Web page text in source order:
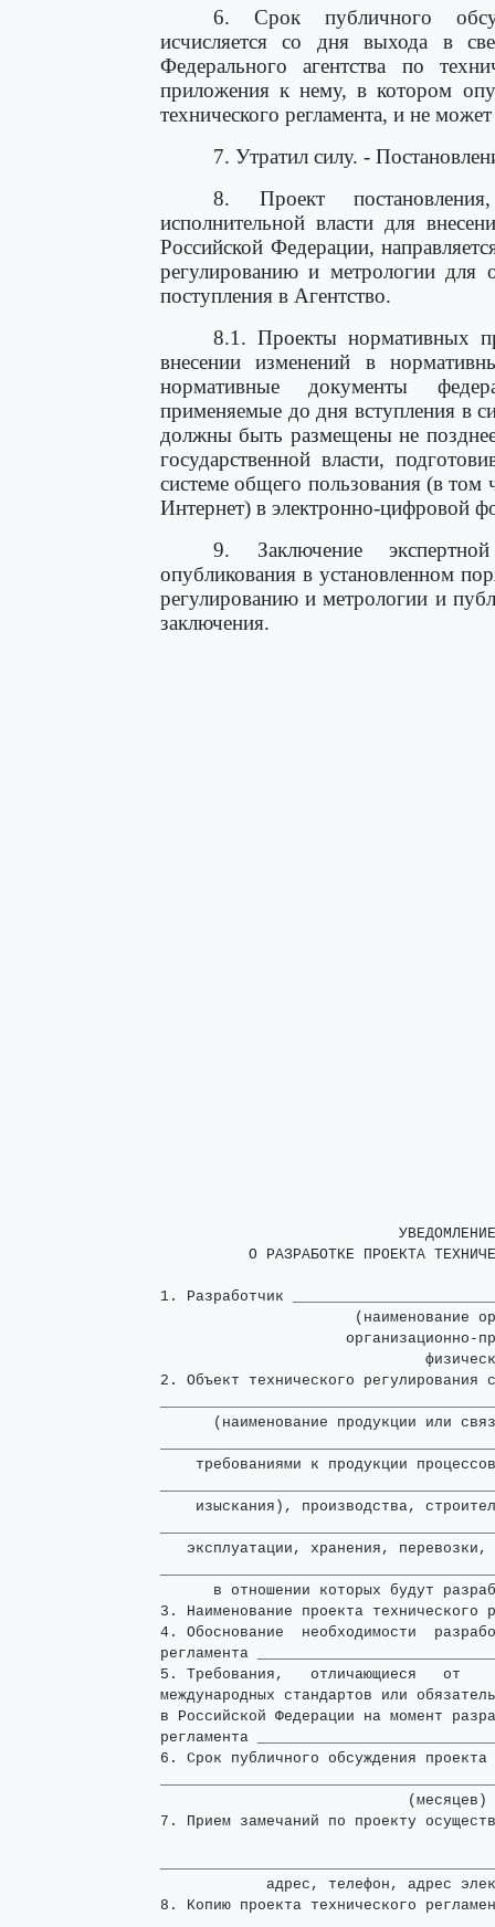
6. Срок публичного
исчисляется со дня выхода в
Федерального агентства по
приложения к нему, в котором
технического регламента, и не
7. Утратил силу. -
8. Проект
исполнительной власти для
Российской Федерации,
регулированию и метрологии для
поступления в Агентство.
8.1. Проекты нормативных
внесении изменений в
нормативные документы
применяемые до дня вступления в
должны быть размещены не
государственной власти,
системе общего пользования (в том
Интернет) в электронно-цифровой
9. Заключение
опубликования в установленном
регулированию и метрологии и
заключения.
                           УВЕДОМЛЕНИЕ
О РАЗРАБОТКЕ ПРОЕКТА
1. Разработчик
(наименование
организационно-
2. Объект технического регулирования
(наименование продукции или
требованиями к продукции
изыскания), производства,
эксплуатации, хранения, перевозки,
в отношении которых будут
3. Наименование проекта технического
4. Обоснование  необходимости
регламента
5. Требования,   отличающиеся   от
международных стандартов или
в Российской Федерации на момент
регламента
6. Срок публичного обсуждения проекта
                            (месяцев)
7. Прием замечаний по проекту
адрес, телефон, адрес
8. Копию проекта технического